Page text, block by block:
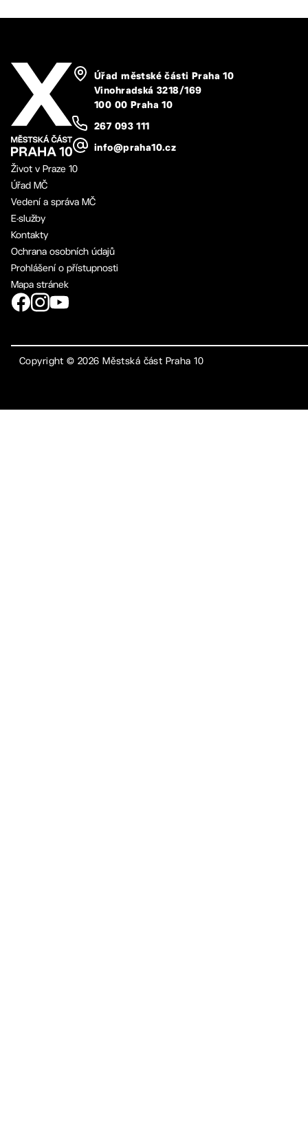
Úřad městské části Praha 10
Vinohradská 3218/169
100 00 Praha 10
267 093 111
info@praha10.cz
Život v Praze 10
Úřad MČ
Vedení a správa MČ
E-služby
Kontakty
Ochrana osobních údajů
Prohlášení o přístupnosti
Mapa stránek
Copyright ©2026 Městská část Praha 10